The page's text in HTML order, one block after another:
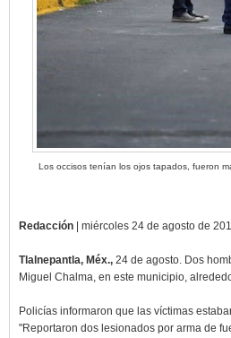
Los occisos tenían los ojos tapados, fueron
Redacción| miércoles 24 de agosto de
Tlalnepantla, Méx., 24 de agosto. Dos
Miguel Chalma, en este municipio,
Policías informaron que las víctimas
"Reportaron dos lesionados por arma de